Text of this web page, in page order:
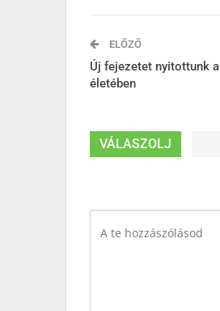
ELŐZŐ
Új fejezetet nyitottunk
életében
VÁLASZOLJ